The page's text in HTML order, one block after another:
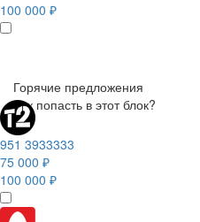
100 000 ₽
Горячие предложения
Как попасть в этот блок?
951 3933333
75 000 ₽
100 000 ₽